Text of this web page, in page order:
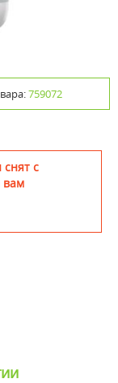
759072
с
вам